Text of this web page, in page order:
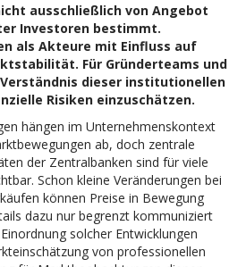
ausschließlich von Angebot
Investoren bestimmt.
als Akteure mit Einfluss auf
Für Gründerteams und
dieser institutionellen
Risiken einzuschätzen.
hängen im Unternehmenskontext
ab, doch zentrale
der Zentralbanken sind für viele
Schon kleine Veränderungen bei
können Preise in Bewegung
dazu nur begrenzt kommuniziert
solcher Entwicklungen
von professionellen